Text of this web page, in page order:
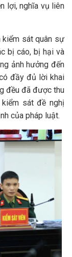
lợi, nghĩa vụ liên
kiểm sát quân sự
bị cáo, bị hại và
ảnh hưởng đến
đầy đủ lời khai
đều đã được thu
sát đề nghị
của pháp luật.